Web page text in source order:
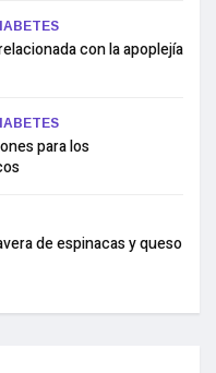
con la apoplejía
para los
de espinacas y queso